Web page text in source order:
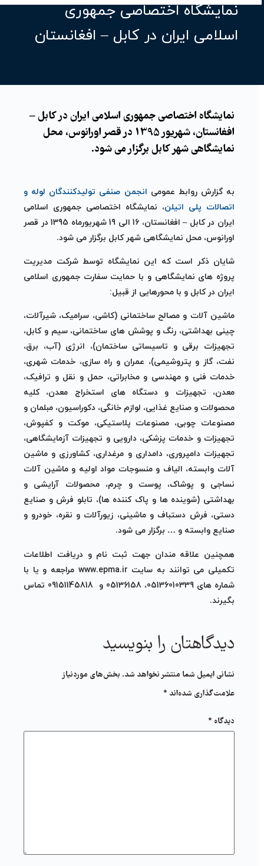
نمایشگاه اختصاصی جمهوری
اسلامی ایران در کابل – افغانستان
نمایشگاه اختصاصی جمهوری اسلامی ایران در کابل –
افغانستان، شهریور 1395 در قصر اورانوس، محل
نمایشگاهی شهر کابل برگزار می شود.
به گزارش روابط عمومی انجمن صنفی تولیدکنندگان لوله و
اتصالات پلی اتیلن، نمایشگاه اختصاصی جمهوری اسلامی
ایران در کابل – افغانستان، 16 الی 19 شهریورماه 1395 در قصر
اورانوس، محل نمایشگاهی شهر کابل برگزار می شود.
شایان ذکر است که این نمایشگاه توسط شرکت مدیریت
پروژه های نمایشگاهی و با حمایت سفارت جمهوری اسلامی
ایران در کابل و با محورهایی از قبیل:
ماشین آلات و مصالح ساختمانی (کاشی، سرامیک، شیرآلات،
چینی بهداشتی، رنگ و پوشش های ساختمانی، سیم و کابل،
تجهیزات برقی و تاسیساتی ساختمان)، انرژی (آب، برق،
نفت، گاز و پتروشیمی)، عمران و راه سازی، خدمات شهری،
خدمات فنی و مهندسی و مخابراتی، حمل و نقل و ترافیک،
معدن، تجهیزات و دستگاه های استخراج معدن، کلیه
محصولات و صنایع غذایی، لوازم خانگی، دکوراسیون، مبلمان و
مصنوعات چوبی، مصنوعات پلاستیکی، موکت و کفپوش،
تجهیزات و خدمات پزشکی، دارویی و تجهیزات آزمایشگاهی،
تجهیزات دامپروری، دامداری و مرغداری، کشاورزی و ماشین
آلات وابسته، الیاف و منسوجات مواد اولیه و ماشین آلات
نساجی و پوشاک، پوست و چرم، محصولات آرایشی و
بهداشتی (شوینده ها و پاک کننده ها)، تابلو فرش و صنایع
دستی، فرش دستباف و ماشینی، زیورآلات و نقره، خودرو و
صنایع وابسته و … برگزار می شود.
همچنین علاقه مندان جهت ثبت نام و دریافت اطلاعات
تکمیلی می توانند به سایت www.epma.ir مراجعه و یا با
شماره های 05136010339، 05136158 و 09151145818 تماس
بگیرند.
دیدگاهتان را بنویسید
نشانی ایمیل شما منتشر نخواهد شد. بخش‌های موردنیاز
علامت‌گذاری شده‌اند *
دیدگاه *